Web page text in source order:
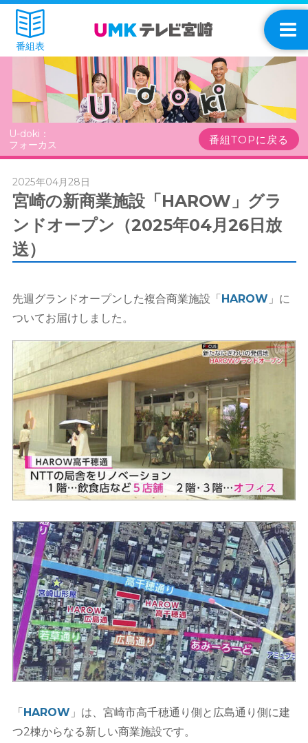
番組表
U-doki：
フォーカス
番組TOPに戻る
2025年04月28日
宮崎の新商業施設「HAROW」グラ
ンドオープン（2025年04月26日放
送）
先週グランドオープンした複合商業施設「HAROW 」に
ついてお届けしました。
「HAROW 」は、宮崎市高千穂通り側と広島通り側に建
つ2棟からなる新しい商業施設です。